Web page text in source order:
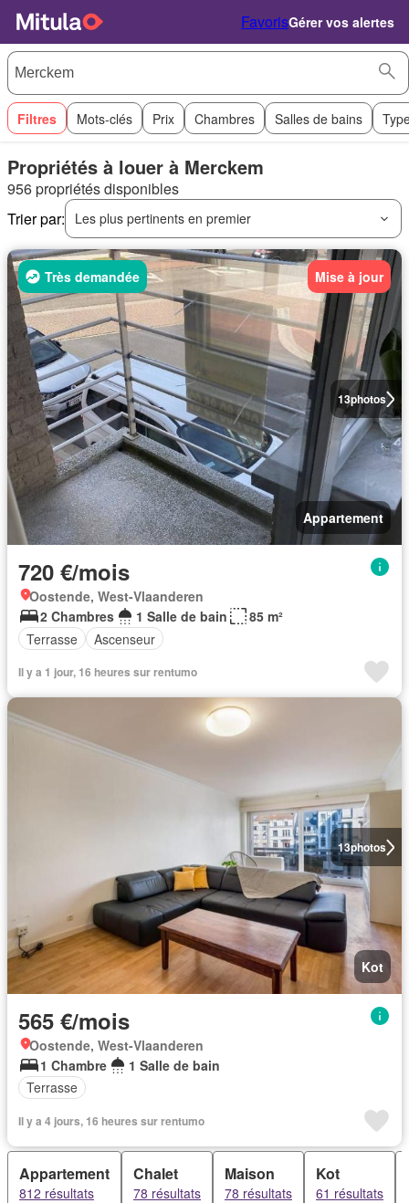
FavorisGérer vos alertes
Filtres Mots-clés Prix Chambres Salles de bains
Propriétés à louer à Merckem
956 propriétés disponibles
Trier par:
Les plus pertinents en premier
13photos
Très demandée Mise à jour
Appartement
720 €/mois
Oostende, West-Vlaanderen
2 Chambres
1 Salle de bain
85 m²
Terrasse
Ascenseur
Il y a 1 jour, 16 heures sur rentumo
13photos
Kot
565 €/mois
Oostende, West-Vlaanderen
1 Chambre
1 Salle de bain
Terrasse
Il y a 4 jours, 16 heures sur rentumo
Appartement
812 résultats
Chalet
78 résultats
Maison
78 résultats
Kot
61 résultats